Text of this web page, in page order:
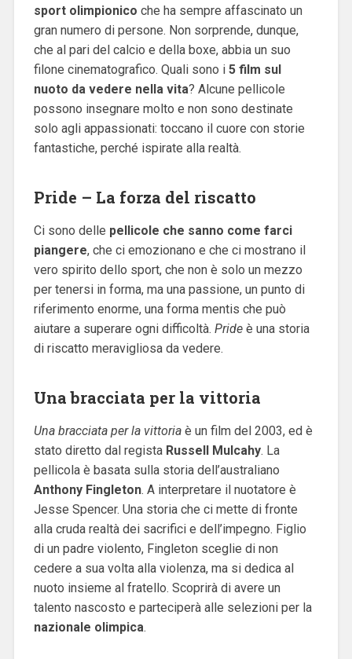
sport olimpionico che ha sempre affascinato un
gran numero di persone. Non sorprende, dunque,
che al pari del calcio e della boxe, abbia un suo
filone cinematografico. Quali sono i 5 film sul
nuoto da vedere nella vita? Alcune pellicole
possono insegnare molto e non sono destinate
solo agli appassionati: toccano il cuore con storie
fantastiche, perché ispirate alla realtà.
Pride – La forza del riscatto
Ci sono delle pellicole che sanno come farci
piangere, che ci emozionano e che ci mostrano il
vero spirito dello sport, che non è solo un mezzo
per tenersi in forma, ma una passione, un punto di
riferimento enorme, una forma mentis che può
aiutare a superare ogni difficoltà. Prideè una storia
di riscatto meravigliosa da vedere.
Una bracciata per la vittoria
Una bracciata per la vittoriaè un film del 2003, ed è
stato diretto dal regista Russell Mulcahy. La
pellicola è basata sulla storia dell’australiano
Anthony Fingleton. A interpretare il nuotatore è
Jesse Spencer. Una storia che ci mette di fronte
alla cruda realtà dei sacrifici e dell’impegno. Figlio
di un padre violento, Fingleton sceglie di non
cedere a sua volta alla violenza, ma si dedica al
nuoto insieme al fratello. Scoprirà di avere un
talento nascosto e parteciperà alle selezioni per la
nazionale olimpica.